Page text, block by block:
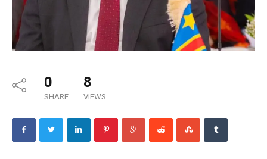
0
SHARE
8
VIEWS